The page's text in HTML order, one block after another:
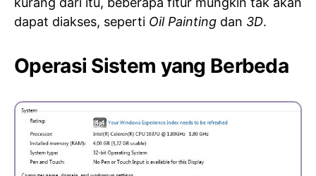
dapat diakses, seperti Oil Painting dan 3D.
Operasi Sistem yang Berbeda